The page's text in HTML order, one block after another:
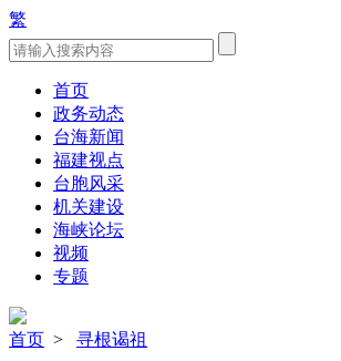
繁
首页
政务动态
台海新闻
福建视点
台胞风采
机关建设
海峡论坛
视频
专题
首页 > 寻根谒祖